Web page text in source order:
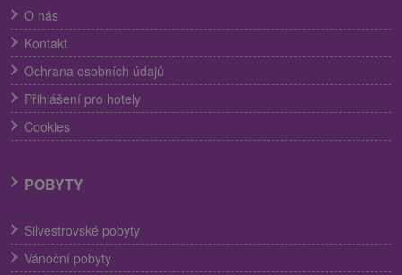
O nás
Kontakt
Ochrana osobních údajů
Přihlášení pro hotely
Cookies
POBYTY
Silvestrovské pobyty
Vánoční pobyty